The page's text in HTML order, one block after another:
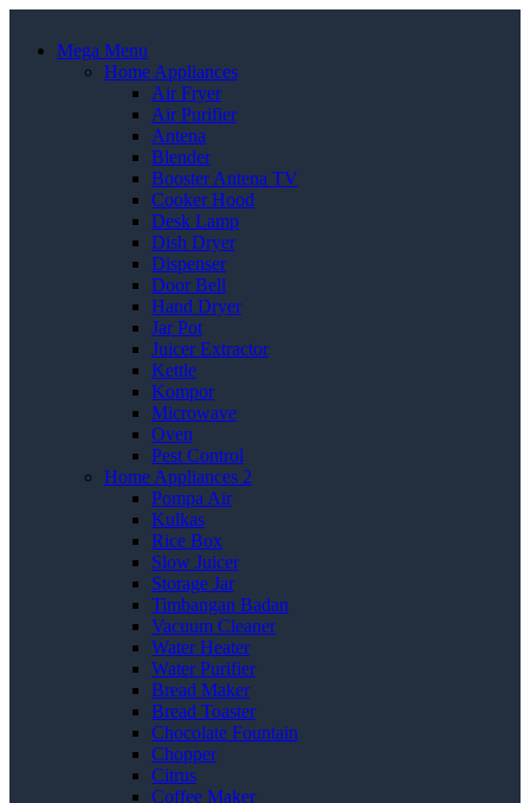
Mega Menu
Home Appliances
Air Fryer
Air Purifier
Antena
Blender
Booster Antena TV
Cooker Hood
Desk Lamp
Dish Dryer
Dispenser
Door Bell
Hand Dryer
Jar Pot
Juicer Extractor
Kettle
Kompor
Microwave
Oven
Pest Control
Home Appliances 2
Pompa Air
Kulkas
Rice Box
Slow Juicer
Storage Jar
Timbangan Badan
Vacuum Cleaner
Water Heater
Water Purifier
Bread Maker
Bread Toaster
Chocolate Fountain
Chopper
Citrus
Coffee Maker